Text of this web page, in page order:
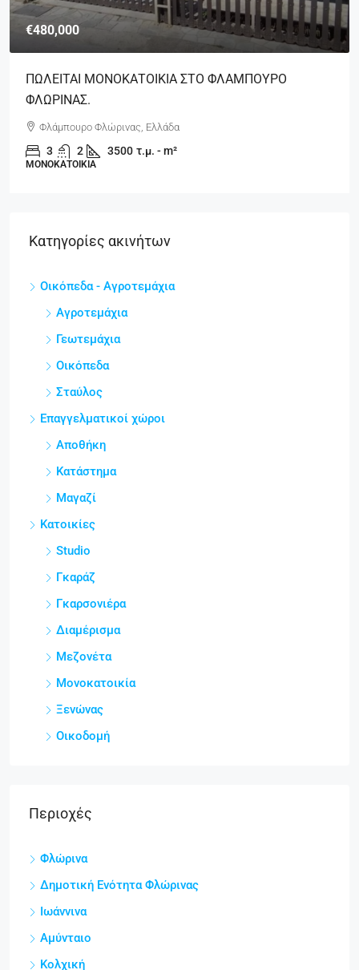
€480,000
ΠΩΛΕΙΤΑΙ ΜΟΝΟΚΑΤΟΙΚΙΑ ΣΤΟ ΦΛΑΜΠΟΥΡΟ
ΦΛΩΡΙΝΑΣ.
Φλάμπουρο Φλώρινας, Ελλάδα
3 2 3500 τ.μ. - m²
ΜΟΝΟΚΑΤΟΙΚΊΑ
Κατηγορίες ακινήτων
Οικόπεδα - Αγροτεμάχια
Αγροτεμάχια
Γεωτεμάχια
Οικόπεδα
Σταύλος
Επαγγελματικοί χώροι
Αποθήκη
Κατάστημα
Μαγαζί
Κατοικίες
Studio
Γκαράζ
Γκαρσονιέρα
Διαμέρισμα
Μεζονέτα
Μονοκατοικία
Ξενώνας
Οικοδομή
Περιοχές
Φλώρινα
Δημοτική Ενότητα Φλώρινας
Ιωάννινα
Αμύνταιο
Κολχική